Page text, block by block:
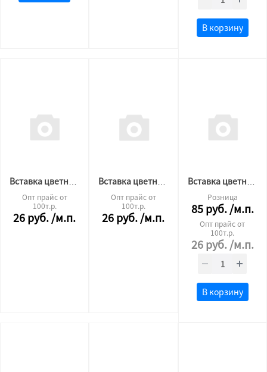
В корзину
Вставка цветная "TL" образная 739
Опт прайс от
100т.р.
26руб./м.п.
Вставка цветная "TL" образная 180
Опт прайс от
100т.р.
26руб./м.п.
Вставка цветная "TL" образная 608
Розница
85руб./м.п.
Опт прайс от
100т.р.
26руб./м.п.
В корзину